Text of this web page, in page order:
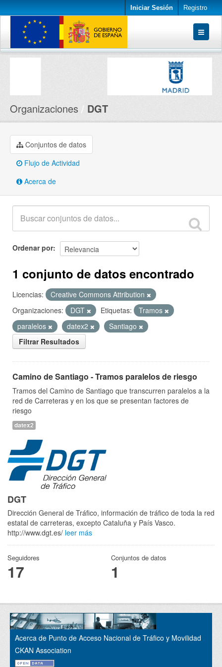
Iniciar Sesión Registro
Conjuntos de datos
Organizaciones DGT
Conjuntos de datos
Flujo de Actividad
Acerca de
Ordenar por
1 conjunto de datos encontrado
Licencias:
Creative Commons Attribution
Organizaciones:
DGT Etiquetas:
Tramos
paralelos
datex2
Santiago
Filtrar Resultados
Camino de Santiago - Tramos paralelos de riesgo
Tramos del Camino de Santiago que transcurren paralelos a la
red de Carreteras y en los que se presentan factores de
riesgo
datex2
DGT
Dirección General de Tráfico, información de tráfico de toda la red
estatal de carreteras, excepto Cataluña y País Vasco.
http://www.dgt.es/ leer más
Seguidores
17
Conjuntos de datos
1
Acerca de Punto de Acceso Nacional de Tráfico y Movilidad
CKAN Association